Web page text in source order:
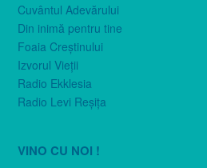
Cuvântul Adevărului
Din inimă pentru tine
Foaia Creştinului
Izvorul Vieţii
Radio Ekklesia
Radio Levi Reşiţa
VINO CU NOI !